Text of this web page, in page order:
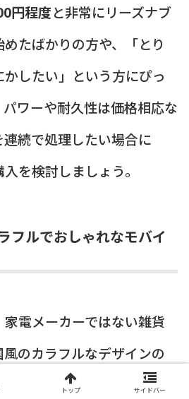
円程度と非常にリーズナブ
たばかりの方や、「とり
したい」という方にぴっ
ワーや耐久性は価格相応な
続で処理したい場合に
を検討しましょう。
フルでおしゃれなモバイ
電メーカーではない雑貨
のカラフルなデザインの
ます。
トップ サイドバー